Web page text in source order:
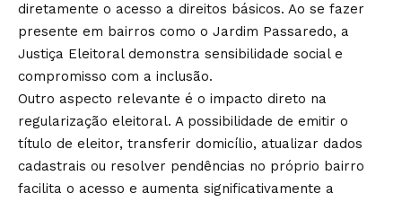
diretamente o acesso a direitos básicos. Ao se fazer
presente em bairros como o Jardim Passaredo, a
Justiça Eleitoral demonstra sensibilidade social e
compromisso com a inclusão.
Outro aspecto relevante é o impacto direto na
regularização eleitoral. A possibilidade de emitir o
título de eleitor, transferir domicílio, atualizar dados
cadastrais ou resolver pendências no próprio bairro
facilita o acesso e aumenta significativamente a